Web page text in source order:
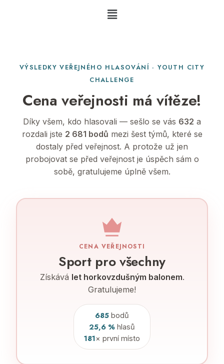
VÝSLEDKY VEŘEJNÉHO HLASOVÁNÍ · YOUTH CITY
CHALLENGE
Cena veřejnosti má vítěze!
Díky všem, kdo hlasovali — sešlo se vás 632 a
rozdali jste 2 681 bodů mezi šest týmů, které se
dostaly před veřejnost. A protože už jen
probojovat se před veřejnost je úspěch sám o
sobě, gratulujeme úplně všem.
CENA VEŘEJNOSTI
Sport pro všechny
Získává let horkovzdušným balonem.
Gratulujeme!
685 bodů
25,6 % hlasů
181× první místo